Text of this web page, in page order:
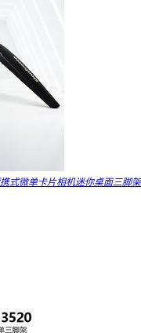
式微单卡片相机迷你桌面三脚架